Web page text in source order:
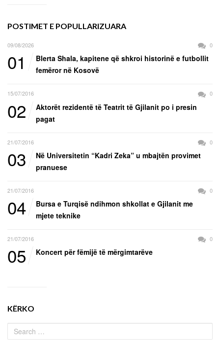
POSTIMET E POPULLARIZUARA
09/08/2026 0
01
Blerta Shala, kapitene që shkroi historinë e futbollit
femëror në Kosovë
15/07/2016 0
02
Aktorët rezidentë të Teatrit të Gjilanit po i presin
pagat
21/07/2016 0
03
Në Universitetin “Kadri Zeka” u mbajtën provimet
pranuese
21/07/2016 0
04
Bursa e Turqisë ndihmon shkollat e Gjilanit me
mjete teknike
21/07/2016 0
05 Koncert për fëmijë të mërgimtarëve
KËRKO